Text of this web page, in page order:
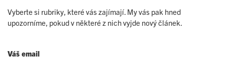
Vyberte si rubriky, které vás zajímají. My vás pak hned
upozorníme, pokud v některé z nich vyjde nový článek.
Váš email